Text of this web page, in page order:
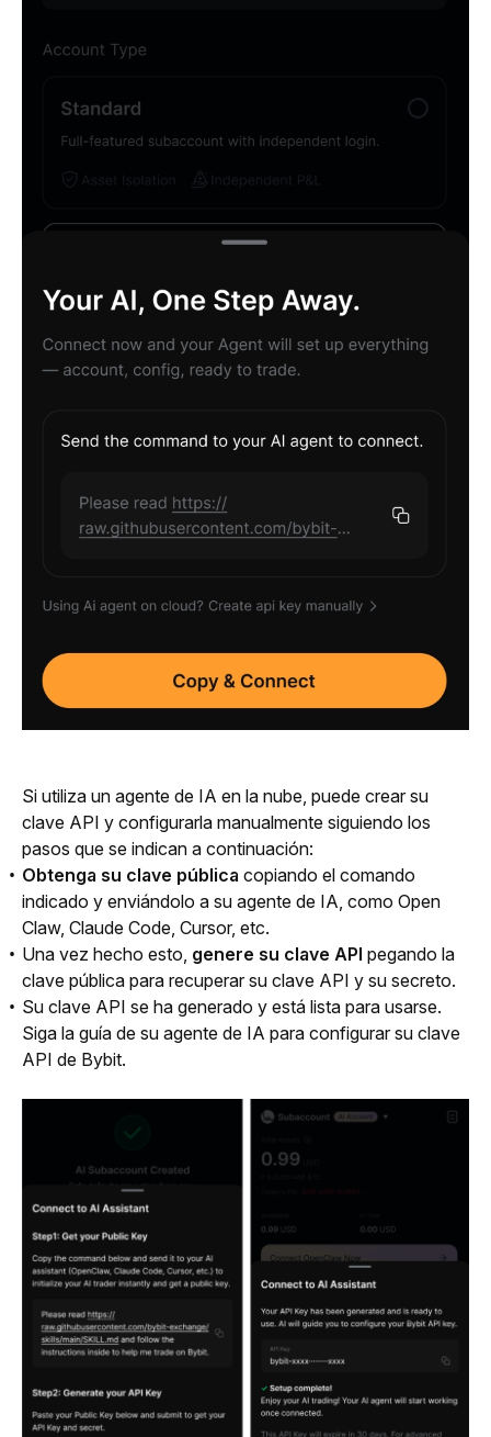
Si utiliza un agente de IA en la nube, puede crear su
clave API y configurarla manualmente siguiendo los
pasos que se indican a continuación:
Obtenga su clave pública copiando el comando
indicado y enviándolo a su agente de IA, como Open
Claw, Claude Code, Cursor, etc.
Una vez hecho esto, genere su clave API pegando la
clave pública para recuperar su clave API y su secreto.
Su clave API se ha generado y está lista para usarse.
Siga la guía de su agente de IA para configurar su clave
API de Bybit.